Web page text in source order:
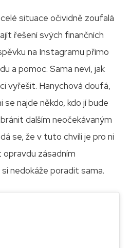
situace očividně zoufalá
řešení svých finančních
na Instagramu přímo
a pomoc. Sama neví, jak
vyřešit. Hanychová doufá,
se najde někdo, kdo jí bude
dalším neočekávaným
se, že v tuto chvíli je pro ni
zásadním
nedokáže poradit sama.